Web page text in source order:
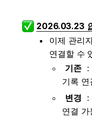
2026.03.23
이제 관리
연결할 수
기존
:
기록 연
변경
:
연결 가